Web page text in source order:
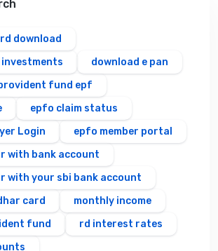
download
download e pan
fund epf
epfo claim status
Login
epfo member portal
with bank account
with your sbi bank account
card
monthly income
fund
rd interest rates